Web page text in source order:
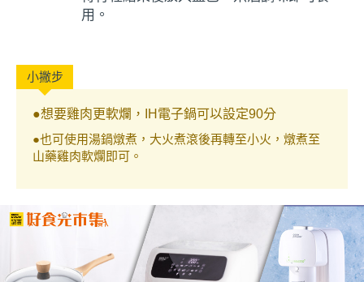
用。
●想要雞肉更軟爛，IH電子鍋可以設定90分
●也可使用湯鍋燉煮，大火煮滾後再轉至小火，燉煮至
山藥雞肉軟爛即可。